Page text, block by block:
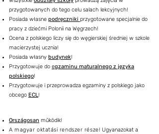
przygotowanych do tego celu salach lekcyjnych!
Posiada własne podręczniki przygotowane specjalnie do
pracy z dziećmi Polonii na Węgrzech!
Ocena z polskiego liczy się do węgierskiej średniej w szkole
macierzystej ucznia!
Posiada własny budynek!
Przygotowuje do egzaminu maturalnego z języka
polskiego!
Przygotowuje i przeprowadza egzaminy z polskiego jako
obcego ECL!
Országosan működik!
A magyar oktatási rendszer része! Ugyanazokat a